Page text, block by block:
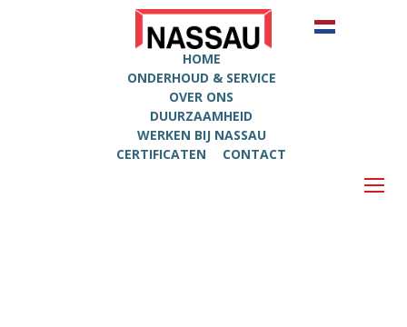
HOME
ONDERHOUD & SERVICE
OVER ONS
DUURZAAMHEID
WERKEN BIJ NASSAU
CERTIFICATEN
CONTACT